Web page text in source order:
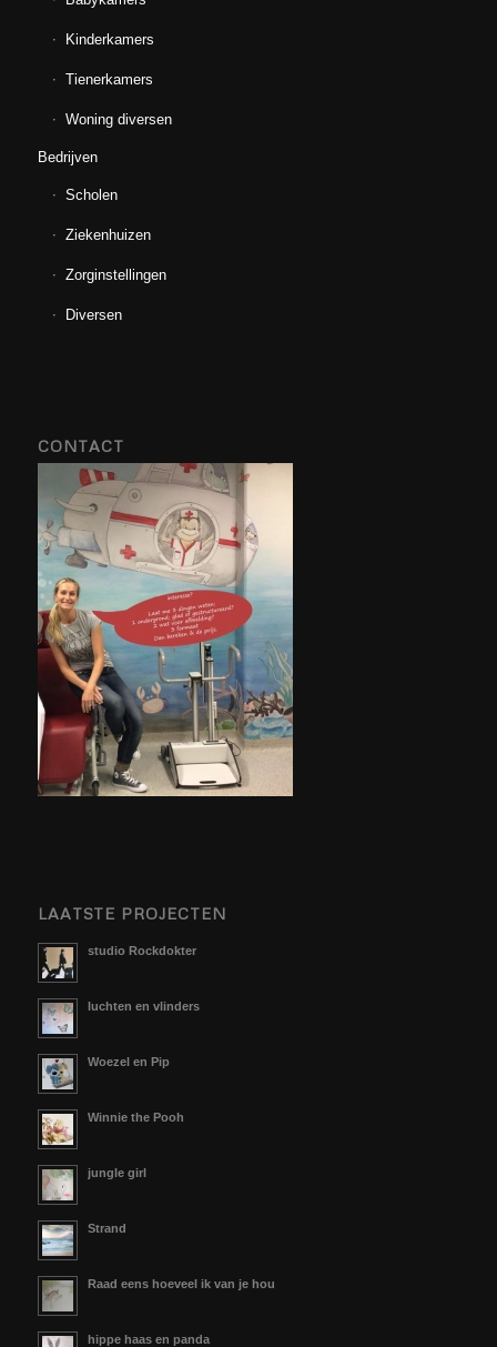
Kinderkamers
Tienerkamers
Woning diversen
Bedrijven
Scholen
Ziekenhuizen
Zorginstellingen
Diversen
CONTACT
LAATSTE PROJECTEN
studio Rockdokter
luchten en vlinders
Woezel en Pip
Winnie the Pooh
jungle girl
Strand
Raad eens hoeveel ik van je hou
hippe haas en panda